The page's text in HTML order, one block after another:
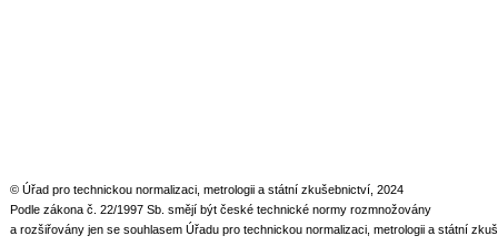
© Úřad pro technickou normalizaci, metrologii a státní zkušebnictví, 2024
Podle zákona č. 22/1997 Sb. smějí být české technické normy rozmnožovány
a rozšiřovány jen se souhlasem Úřadu pro technickou normalizaci, metrologii a státní